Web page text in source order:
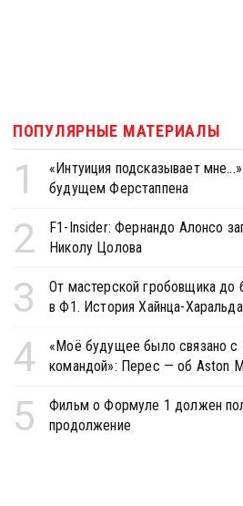
ПОПУЛЯРНЫЕ МАТЕРИАЛЫ
1
«Интуиция подсказывает
будущем Ферстаппена
2
F1-Insider: Фернандо Алонсо
Николу Цолова
3
От мастерской гробовщика до
в Ф1. История Хайнца-
4
«Моё будущее было связано с
командой»: Перес — об Aston
5
Фильм о Формуле 1 должен
продолжение